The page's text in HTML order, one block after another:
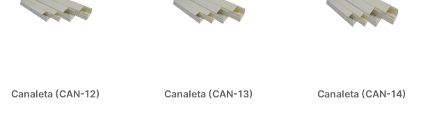
Canaleta (CAN-12) Canaleta (CAN-13) Canaleta (CAN-14)